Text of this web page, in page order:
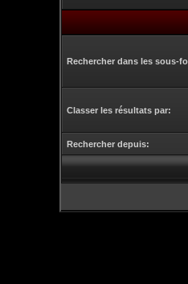
Rechercher dans les sous-
Classer les résultats par:
Rechercher depuis: